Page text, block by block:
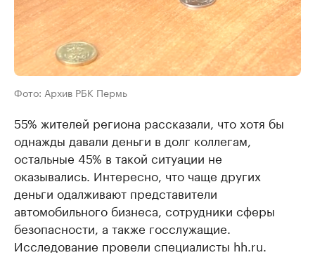
Фото: Архив РБК Пермь
55% жителей региона рассказали, что хотя бы
однажды давали деньги в долг коллегам,
остальные 45% в такой ситуации не
оказывались. Интересно, что чаще других
деньги одалживают представители
автомобильного бизнеса, сотрудники сферы
безопасности, а также госслужащие.
Исследование провели специалисты hh.ru.